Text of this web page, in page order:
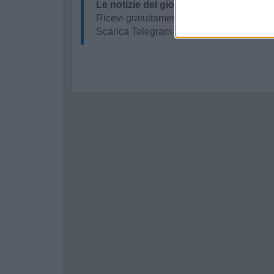
Le notizie del giorno sul tuo
Ricevi gratuitamente ogni giorno le
Scarica Telegram e